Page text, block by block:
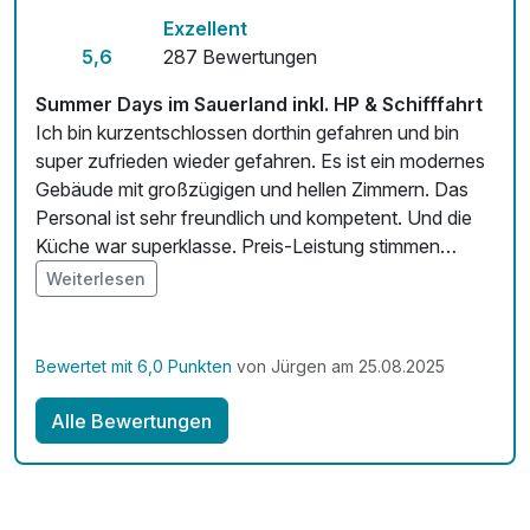
Fitnessgeräte stehen bereit
Kostenloses W-LAN
Zimmerservice verfügbar
Mit Hotelbar
5,6
Exzellent
287 Bewertungen
Summer Days im Sauerland inkl. HP & Schifffahrt
Ich bin kurzentschlossen dorthin gefahren und bin
super zufrieden wieder gefahren. Es ist ein modernes
Gebäude mit großzügigen und hellen Zimmern. Das
Personal ist sehr freundlich und kompetent. Und die
Küche war superklasse. Preis-Leistung stimmen
absolut! Ich werde nochmal hinfahren und freue mich
jetzt schon darauf!
Weiterlesen
Bewertet mit 6,0 Punkten von Jürgen am 25.08.2025
Alle Bewertungen